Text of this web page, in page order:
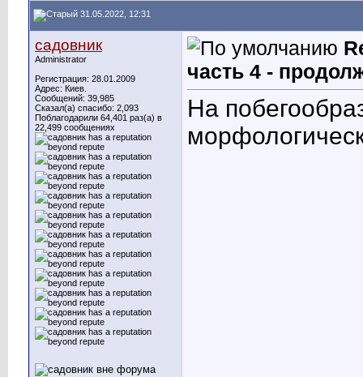
31.05.2022, 12:31
садовник
Administrator
Регистрация: 28.01.2009
Адрес: Киев.
Сообщений: 39,985
Сказал(а) спасибо: 2,093
Поблагодарили 64,401 раз(а) в
22,499 сообщениях
часть 4 -
На